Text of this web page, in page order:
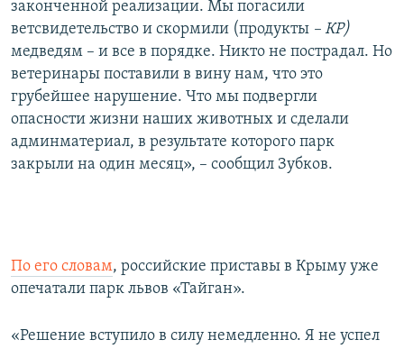
законченной реализации. Мы погасили
ветсвидетельство и скормили (продукты – КР)
медведям – и все в порядке. Никто не пострадал. Но
ветеринары поставили в вину нам, что это
грубейшее нарушение. Что мы подвергли
опасности жизни наших животных и сделали
админматериал, в результате которого парк
закрыли на один месяц», – сообщил Зубков.
По его словам, российские приставы в Крыму уже
опечатали парк львов «Тайган».
«Решение вступило в силу немедленно. Я не успел